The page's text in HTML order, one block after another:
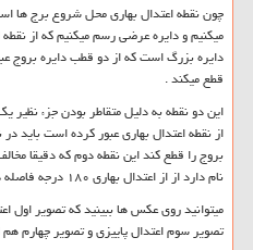
چون نقطه اعتدال بهاری محل شروع برج ها
میکنیم و دایره عرضی رسم میکنیم که از
دایره بزرگ است که از دو قطب دایره بروج
قطع میکند .
این دو نقطه به دلیل متقاطر بودن جزء
از نقطه اعتدال بهاری عبور کرده است باید
بروج را قطع کند این نقطه دوم که دقیقا
نام دارد از از اعتدال بهاری ۱۸۰ درجه فاصله دارد .
میتوانید روی عکس ها ببینید که تصویر اول
تصویر سوم اعتدال پاییزی و تصویر چهارم